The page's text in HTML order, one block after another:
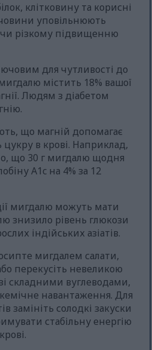
клітковину та корисні
уповільнюють
різкому підвищенню
для чутливості до
містить 18% вашої
Людям з діабетом
що магній допомагає
в крові. Наприклад,
що 30 г мигдалю щодня
A1c на 4% за 12
мигдалю можуть мати
знизило рівень глюкози
індійських азіатів.
мигдалем салати,
перекусіть невеликою
складними вуглеводами,
навантаження. Для
замініть солодкі закуски
стабільну енергію